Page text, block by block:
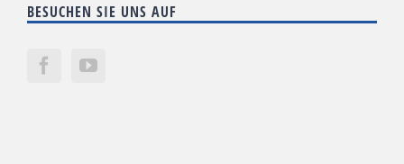
BESUCHEN SIE UNS AUF